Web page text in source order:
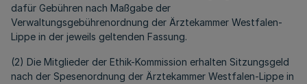
dafür Gebühren nach Maßgabe der
Verwaltungsgebührenordnung der Ärztekammer Westfalen-
Lippe in der jeweils geltenden Fassung.
(2) Die Mitglieder der Ethik-Kommission erhalten Sitzungsgeld
nach der Spesenordnung der Ärztekammer Westfalen-Lippe in